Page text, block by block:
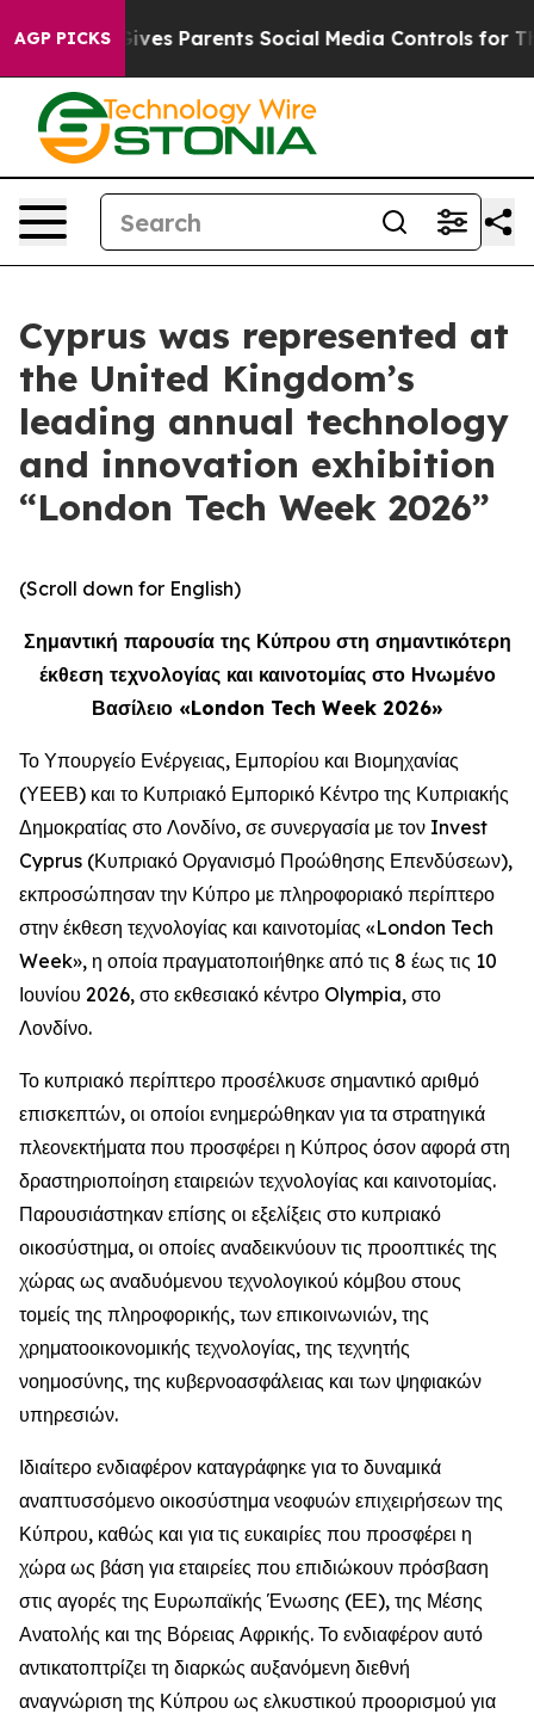
AGP PICKS
Gives Parents Social Media Controls for Their
Cyprus was represented at
the United Kingdom’s
leading annual technology
and innovation exhibition
“London Tech Week 2026”
(Scroll down for English)
Σημαντική παρουσία της Κύπρου στη σημαντικότερη
έκθεση τεχνολογίας και καινοτομίας στο Ηνωμένο
Βασίλειο «London Tech Week 2026»
Το Υπουργείο Ενέργειας, Εμπορίου και Βιομηχανίας
(ΥΕΕΒ) και το Κυπριακό Εμπορικό Κέντρο της Κυπριακής
Δημοκρατίας στο Λονδίνο, σε συνεργασία με τον Invest
Cyprus (Κυπριακό Οργανισμό Προώθησης Επενδύσεων),
εκπροσώπησαν την Κύπρο με πληροφοριακό περίπτερο
στην έκθεση τεχνολογίας και καινοτομίας «London Tech
Week», η οποία πραγματοποιήθηκε από τις 8 έως τις 10
Ιουνίου 2026, στο εκθεσιακό κέντρο Olympia, στο
Λονδίνο.
Το κυπριακό περίπτερο προσέλκυσε σημαντικό αριθμό
επισκεπτών, οι οποίοι ενημερώθηκαν για τα στρατηγικά
πλεονεκτήματα που προσφέρει η Κύπρος όσον αφορά στη
δραστηριοποίηση εταιρειών τεχνολογίας και καινοτομίας.
Παρουσιάστηκαν επίσης οι εξελίξεις στο κυπριακό
οικοσύστημα, οι οποίες αναδεικνύουν τις προοπτικές της
χώρας ως αναδυόμενου τεχνολογικού κόμβου στους
τομείς της πληροφορικής, των επικοινωνιών, της
χρηματοοικονομικής τεχνολογίας, της τεχνητής
νοημοσύνης, της κυβερνοασφάλειας και των ψηφιακών
υπηρεσιών.
Ιδιαίτερο ενδιαφέρον καταγράφηκε για το δυναμικά
αναπτυσσόμενο οικοσύστημα νεοφυών επιχειρήσεων της
Κύπρου, καθώς και για τις ευκαιρίες που προσφέρει η
χώρα ως βάση για εταιρείες που επιδιώκουν πρόσβαση
στις αγορές της Ευρωπαϊκής Ένωσης (ΕΕ), της Μέσης
Ανατολής και της Βόρειας Αφρικής. Το ενδιαφέρον αυτό
αντικατοπτρίζει τη διαρκώς αυξανόμενη διεθνή
αναγνώριση της Κύπρου ως ελκυστικού προορισμού για